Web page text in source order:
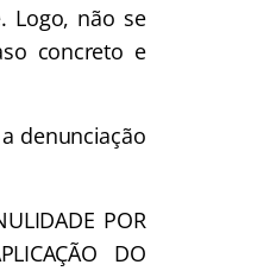
Logo, não se
concreto e
denunciação
POR
DO